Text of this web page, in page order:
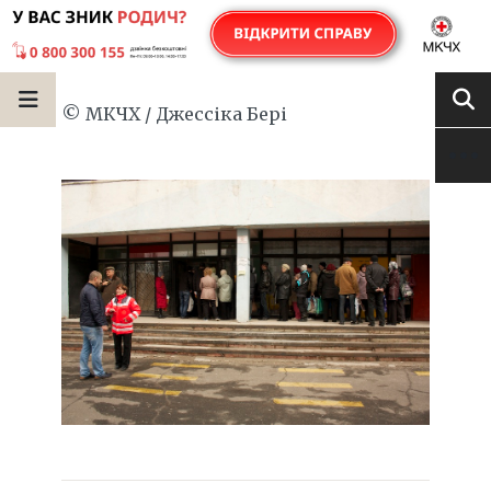
© МКЧХ / Джессіка Бері